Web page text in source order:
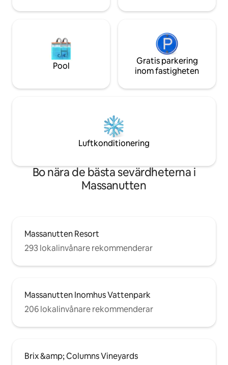
Pool
Gratis parkering
inom fastigheten
Luftkonditionering
Bo nära de bästa sevärdheterna i
Massanutten
Massanutten Resort
293 lokalinvånare rekommenderar
Massanutten Inomhus Vattenpark
206 lokalinvånare rekommenderar
Brix &amp; Columns Vineyards